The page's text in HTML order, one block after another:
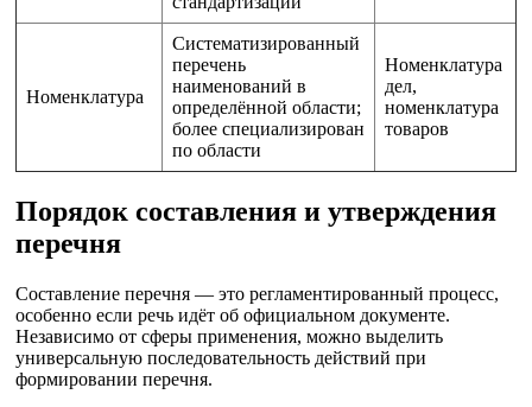
Номенклатура
Систематизированный
перечень
наименований в
определённой области;
более специализирован
по области
Номенклатура
дел,
номенклатура
товаров
Порядок составления и утверждения
перечня
Составление перечня — это регламентированный процесс,
особенно если речь идёт об официальном документе.
Независимо от сферы применения, можно выделить
универсальную последовательность действий при
формировании перечня.